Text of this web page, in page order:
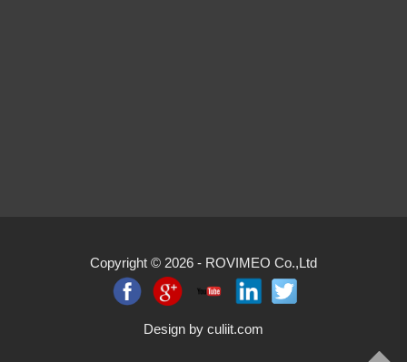
Copyright © 2026 - ROVIMEO Co.,Ltd
Design by culiit.com